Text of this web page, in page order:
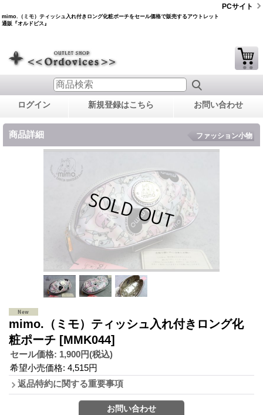
mimo.（ミモ）ティッシュ入れ付きロング化粧ポーチをセール価格で販売するアウトレット
通販『オルドビス』
PCサイト
ログイン 新規登録はこちら お問い合わせ
商品詳細 ファッション小物
mimo.（ミモ）ティッシュ入れ付きロング化
粧ポーチ [MMK044]
セール価格: 1,900円(税込)
希望小売価格: 4,515円
返品特約に関する重要事項